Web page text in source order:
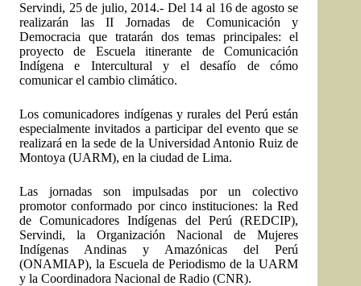
Servindi, 25 de julio, 2014.- Del 14 al 16 de agosto se
realizarán las II Jornadas de Comunicación y
Democracia que tratarán dos temas principales: el
proyecto de Escuela itinerante de Comunicación
Indígena e Intercultural y el desafío de cómo
comunicar el cambio climático.
Los comunicadores indígenas y rurales del Perú están
especialmente invitados a participar del evento que se
realizará en la sede de la Universidad Antonio Ruiz de
Montoya (UARM), en la ciudad de Lima.
Las jornadas son impulsadas por un colectivo
promotor conformado por cinco instituciones: la Red
de Comunicadores Indígenas del Perú (REDCIP),
Servindi, la Organización Nacional de Mujeres
Indígenas Andinas y Amazónicas del Perú
(ONAMIAP), la Escuela de Periodismo de la UARM
y la Coordinadora Nacional de Radio (CNR).